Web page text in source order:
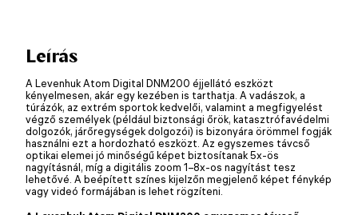
Leírás
A Levenhuk Atom Digital DNM200 éjjellátó eszközt
kényelmesen, akár egy kezében is tarthatja. A vadászok, a
túrázók, az extrém sportok kedvelői, valamint a megfigyelést
végző személyek (például biztonsági őrök, katasztrófavédelmi
dolgozók, járőregységek dolgozói) is bizonyára örömmel fogják
használni ezt a hordozható eszközt. Az egyszemes távcső
optikai elemei jó minőségű képet biztosítanak 5x-ös
nagyításnál, míg a digitális zoom 1–8x-os nagyítást tesz
lehetővé. A beépített színes kijelzőn megjelenő képet fénykép
vagy videó formájában is lehet rögzíteni.